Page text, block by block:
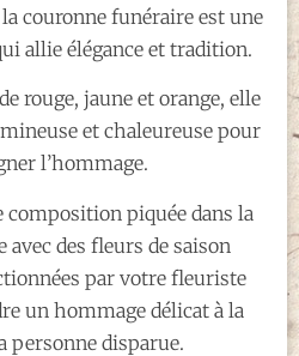
couronne funéraire est une
allie élégance et tradition.
rouge, jaune et orange, elle
et chaleureuse pour
l’hommage.
composition piquée dans la
avec des fleurs de saison
par votre fleuriste
un hommage délicat à la
personne disparue.